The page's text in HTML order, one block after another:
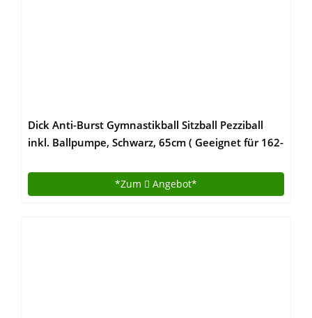
Dick Anti-Burst Gymnastikball Sitzball Pezziball
inkl. Ballpumpe, Schwarz, 65cm ( Geeignet für 162-
*Zum Angebot*